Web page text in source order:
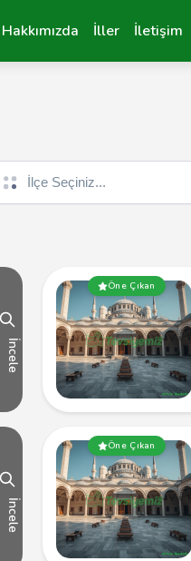
Hakkımızda İller İletişim
seçin
İncele
Öne Çıkan
İncele
Öne Çıkan